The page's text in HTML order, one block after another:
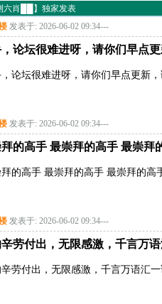
六肖██】独家发表
发表于: 2026-06-02 09:34---
论坛很难进呀，请你们早点
论坛很难进呀，请你们早点更新
发表于: 2026-06-02 09:34---
的高手 最崇拜的高手 最崇拜
的高手 最崇拜的高手 最崇拜的高
发表于: 2026-06-02 09:34---
劳付出，无限感激，千言万
劳付出，无限感激，千言万语汇